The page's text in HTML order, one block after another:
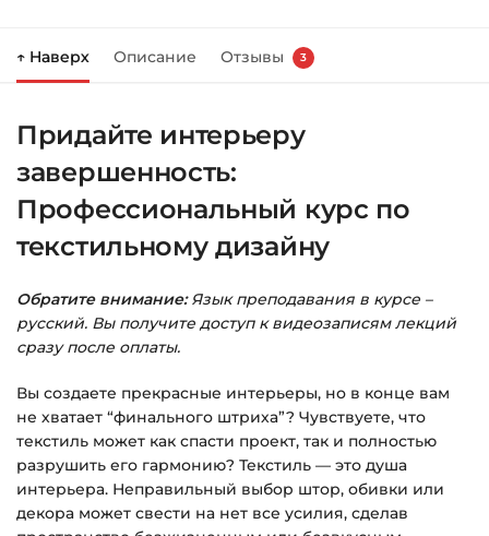
Справа появится корзина — нажмите
Заполните все поля (почта и пароль).
Оплатите удобным способом (более 8
способов оплаты).
После оплаты появится страница
благодарности с кнопкой
«Перейти к
загрузкам». Нажмите её — и откроется
страница с курсами.
на email.
Доступ к курсам: без ограничений по
времени.
Подробнее об оплате и безопасности — в
↑ Наверх Описание Отзывы 3
Придайте интерьеру
завершенность:
Профессиональный курс по
текстильному дизайну
Обратите внимание:Язык преподавания в курсе –
русский. Вы получите доступ к видеозаписям лекций
сразу после оплаты.
Вы создаете прекрасные интерьеры, но в конце вам
не хватает “финального штриха”? Чувствуете, что
текстиль может как спасти проект, так и полностью
разрушить его гармонию? Текстиль — это душа
интерьера. Неправильный выбор штор, обивки или
декора может свести на нет все усилия, сделав